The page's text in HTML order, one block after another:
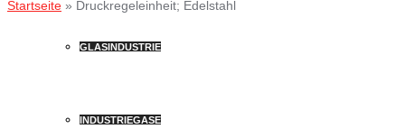
GLASINDUSTRIE
INDUSTRIEGASE
Startseite » Druckregeleinheit; Edelstahl